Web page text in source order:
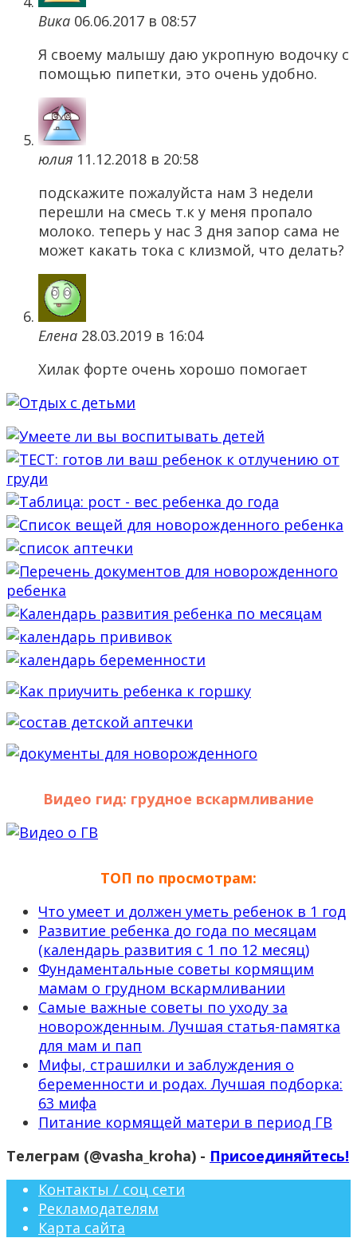
Вика 06.06.2017 в 08:57
Я своему малышу даю укропную водочку с
помощью пипетки, это очень удобно.
юлия 11.12.2018 в 20:58
подскажите пожалуйста нам 3 недели
перешли на смесь т.к у меня пропало
молоко. теперь у нас 3 дня запор сама не
может какать тока с клизмой, что делать?
Елена 28.03.2019 в 16:04
Хилак форте очень хорошо помогает
Видео гид: грудное вскармливание
ТОП по просмотрам:
Что умеет и должен уметь ребенок в 1 год
Развитие ребенка до года по месяцам
(календарь развития с 1 по 12 месяц)
Фундаментальные советы кормящим
мамам о грудном вскармливании
Самые важные советы по уходу за
новорожденным. Лучшая статья-памятка
для мам и пап
Мифы, страшилки и заблуждения о
беременности и родах. Лучшая подборка:
63 мифа
Питание кормящей матери в период ГВ
Телеграм (@vasha_kroha) - Присоединяйтесь!
Контакты / соц сети
Рекламодателям
Карта сайта